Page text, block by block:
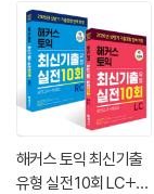
해커스 토익 최신기출
유형 실전 10회 LC+R